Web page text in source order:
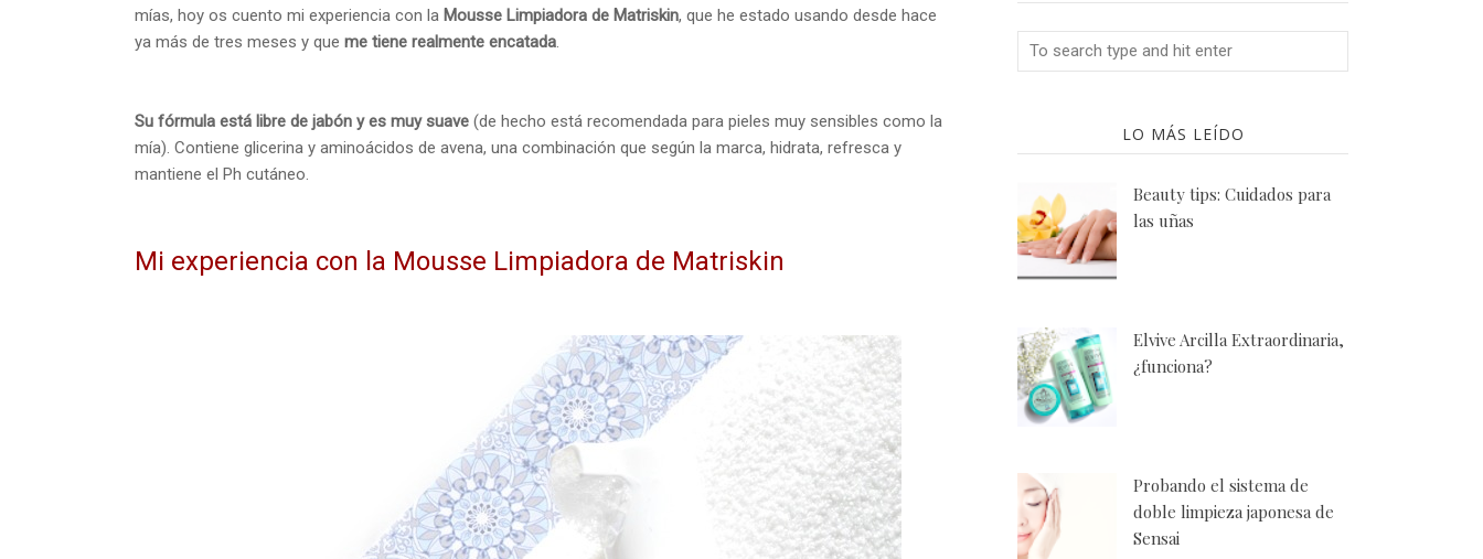
mías, hoy os cuento mi experiencia con la Mousse Limpiadora de Matriskin, que he estado usando desde hace
ya más de tres meses y que me tiene realmente encatada.
Su fórmula está libre de jabón y es muy suave (de hecho está recomendada para pieles muy sensibles como la
mía). Contiene glicerina y aminoácidos de avena, una combinación que según la marca, hidrata, refresca y
mantiene el Ph cutáneo.
Mi experiencia con la Mousse Limpiadora de Matriskin
LO MÁS LEÍDO
Beauty tips: Cuidados para
las uñas
Elvive Arcilla Extraordinaria,
¿funciona?
Probando el sistema de
doble limpieza japonesa de
Sensai